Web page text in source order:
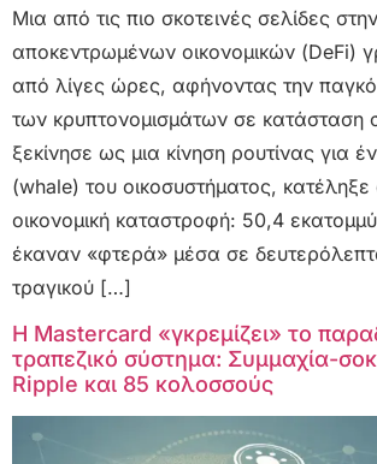
Μια από τις πιο σκοτεινές σελίδες
αποκεντρωμένων οικονομικών (DeFi)
από λίγες ώρες, αφήνοντας την
των κρυπτονομισμάτων σε κατάσταση
ξεκίνησε ως μια κίνηση ρουτίνας για
(whale) του οικοσυστήματος,
οικονομική καταστροφή: 50,4
έκαναν «φτερά» μέσα σε
τραγικού […]
Η Mastercard «γκρεμίζει» το
τραπεζικό σύστημα: Συμμαχία-
Ripple και 85 κολοσσούς